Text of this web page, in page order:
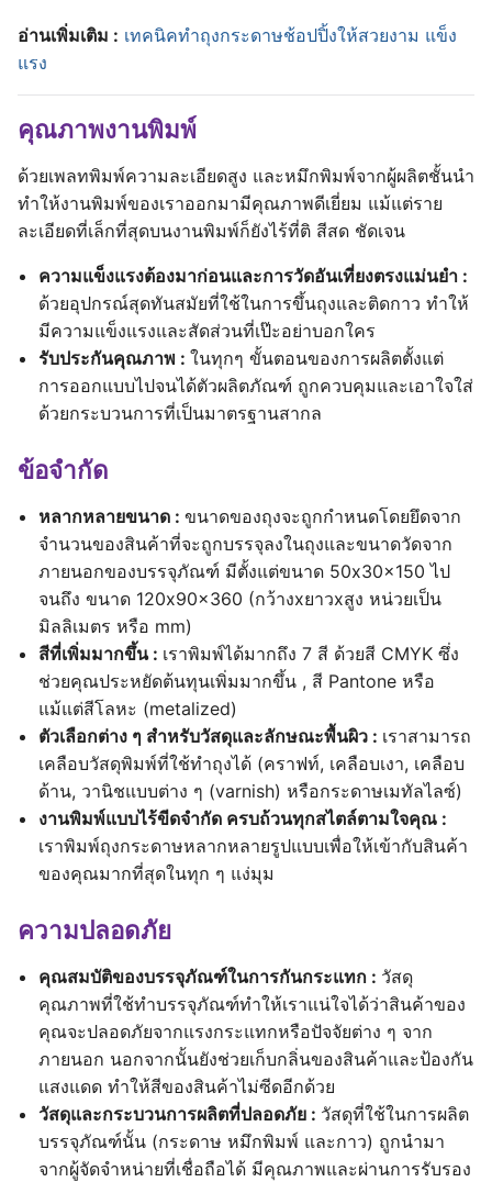
อ่านเพิ่มเติม : เทคนิคทำถุงกระดาษช้อปปิ้งให้สวยงาม แข็ง
แรง
คุณภาพงานพิมพ์
ด้วยเพลทพิมพ์ความละเอียดสูง และหมึกพิมพ์จากผู้ผลิตชั้นนำ
ทำให้งานพิมพ์ของเราออกมามีคุณภาพดีเยี่ยม แม้แต่ราย
ละเอียดที่เล็กที่สุดบนงานพิมพ์ก็ยังไร้ที่ติ สีสด ชัดเจน
ความแข็งแรงต้องมาก่อนและการวัดอันเที่ยงตรงแม่นยำ :
ด้วยอุปกรณ์สุดทันสมัยที่ใช้ในการขึ้นถุงและติดกาว ทำให้
มีความแข็งแรงและสัดส่วนที่เป๊ะอย่าบอกใคร
รับประกันคุณภาพ :ในทุกๆ ขั้นตอนของการผลิตตั้งแต่
การออกแบบไปจนได้ตัวผลิตภัณฑ์ ถูกควบคุมและเอาใจใส่
ด้วยกระบวนการที่เป็นมาตรฐานสากล
ข้อจำกัด
หลากหลายขนาด :ขนาดของถุงจะถูกกำหนดโดยยึดจาก
จำนวนของสินค้าที่จะถูกบรรจุลงในถุงและขนาดวัดจาก
ภายนอกของบรรจุภัณฑ์ มีตั้งแต่ขนาด 50x30x150 ไป
จนถึง ขนาด 120x90x360 (กว้างxยาวxสูง หน่วยเป็น
มิลลิเมตร หรือ mm)
สีที่เพิ่มมากขึ้น : เราพิมพ์ได้มากถึง 7 สี ด้วยสี CMYK ซึ่ง
ช่วยคุณประหยัดต้นทุนเพิ่มมากขึ้น , สี Pantone หรือ
แม้แต่สีโลหะ (metalized)
ตัวเลือกต่าง ๆ สำหรับวัสดุและลักษณะพื้นผิว : เราสามารถ
เคลือบวัสดุพิมพ์ที่ใช้ทำถุงได้ (คราฟท์, เคลือบเงา, เคลือบ
ด้าน, วานิชแบบต่าง ๆ (varnish) หรือกระดาษเมทัลไลซ์)
งานพิมพ์แบบไร้ขีดจำกัด ครบถ้วนทุกสไตล์ตามใจคุณ :
เราพิมพ์ถุงกระดาษหลากหลายรูปแบบเพื่อให้เข้ากับสินค้า
ของคุณมากที่สุดในทุก ๆ แง่มุม
ความปลอดภัย
คุณสมบัติของบรรจุภัณฑ์ในการกันกระแทก : วัสดุ
คุณภาพที่ใช้ทำบรรจุภัณฑ์ทำให้เราแน่ใจได้ว่าสินค้าของ
คุณจะปลอดภัยจากแรงกระแทกหรือปัจจัยต่าง ๆ จาก
ภายนอก นอกจากนั้นยังช่วยเก็บกลิ่นของสินค้าและป้องกัน
แสงแดด ทำให้สีของสินค้าไม่ซีดอีกด้วย
วัสดุและกระบวนการผลิตที่ปลอดภัย : วัสดุที่ใช้ในการผลิต
บรรจุภัณฑ์นั้น (กระดาษ หมึกพิมพ์ และกาว) ถูกนำมา
จากผู้จัดจำหน่ายที่เชื่อถือได้ มีคุณภาพและผ่านการรับรอง